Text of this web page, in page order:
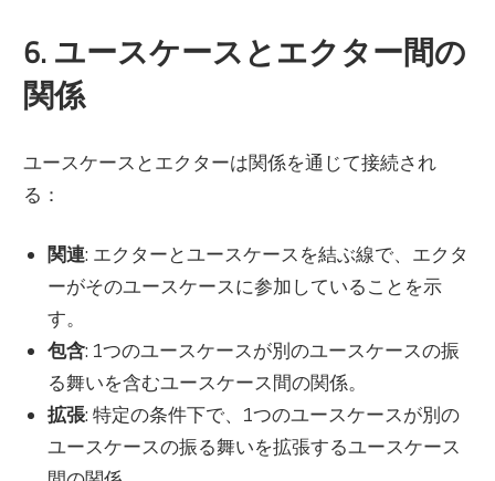
6. ユースケースとエクター間の
関係
ユースケースとエクターは関係を通じて接続され
る：
関連: エクターとユースケースを結ぶ線で、エクタ
ーがそのユースケースに参加していることを示
す。
包含: 1つのユースケースが別のユースケースの振
る舞いを含むユースケース間の関係。
拡張: 特定の条件下で、1つのユースケースが別の
ユースケースの振る舞いを拡張するユースケース